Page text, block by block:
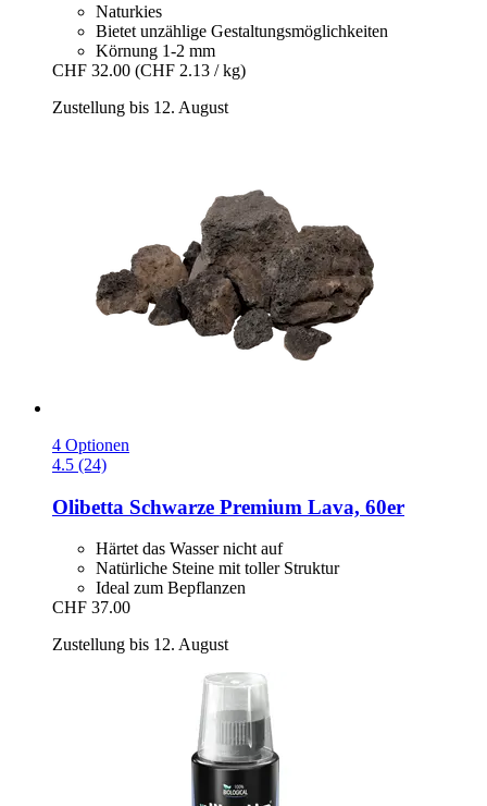
Naturkies
Bietet unzählige Gestaltungsmöglichkeiten
Körnung 1-2 mm
CHF 32.00 (CHF 2.13 / kg)
Zustellung bis 12. August
4 Optionen
4.5 (24)
Olibetta Schwarze Premium Lava, 60er
Härtet das Wasser nicht auf
Natürliche Steine mit toller Struktur
Ideal zum Bepflanzen
CHF 37.00
Zustellung bis 12. August